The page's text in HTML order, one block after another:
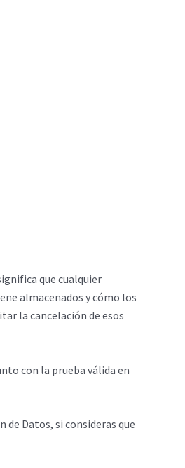
que cualquier
almacenados y cómo los
la cancelación de esos
con la prueba válida en
Datos, si consideras que